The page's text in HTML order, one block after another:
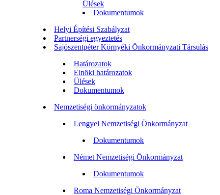
Ülések
Dokumentumok
Helyi Építési Szabályzat
Partnerségi egyeztetés
Sajószentpéter Környéki Önkormányzati Társulás
Határozatok
Elnöki határozatok
Ülések
Dokumentumok
Nemzetiségi önkormányzatok
Lengyel Nemzetiségi Önkormányzat
Dokumentumok
Német Nemzetiségi Önkormányzat
Dokumentumok
Roma Nemzetiségi Önkormányzat